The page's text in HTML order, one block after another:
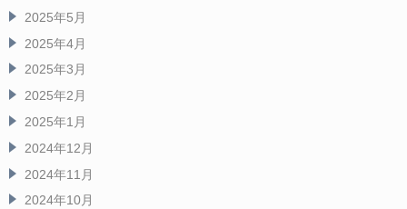
2025年5月
2025年4月
2025年3月
2025年2月
2025年1月
2024年12月
2024年11月
2024年10月